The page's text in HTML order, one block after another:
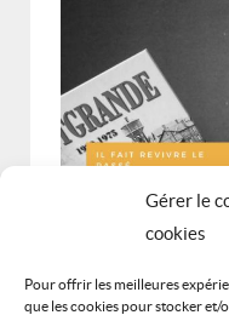
Gérer le
cookies
Pour offrir les meilleures
que les cookies pour stocker et/